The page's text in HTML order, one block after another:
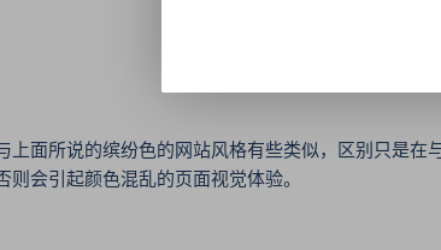
面所说的缤纷色的网站风格有些类似，区别只是在
则会引起颜色混乱的页面视觉体验。